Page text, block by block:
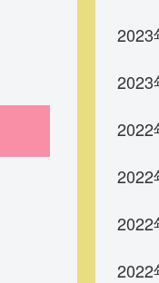
2023
2023
2022
2022
2022
2022